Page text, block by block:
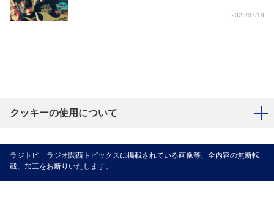
2023/07/18
クッキーの使用について
ラジトピ ラジオ関西トピックスに掲載されている画像等、全内容の無断転
載、加工をお断りいたします。